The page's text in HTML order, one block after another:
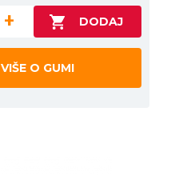
+
O GUMI